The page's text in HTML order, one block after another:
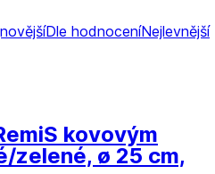
Dle hodnoceníNejlevnější
S kovovým
zelené, ø 25 cm,